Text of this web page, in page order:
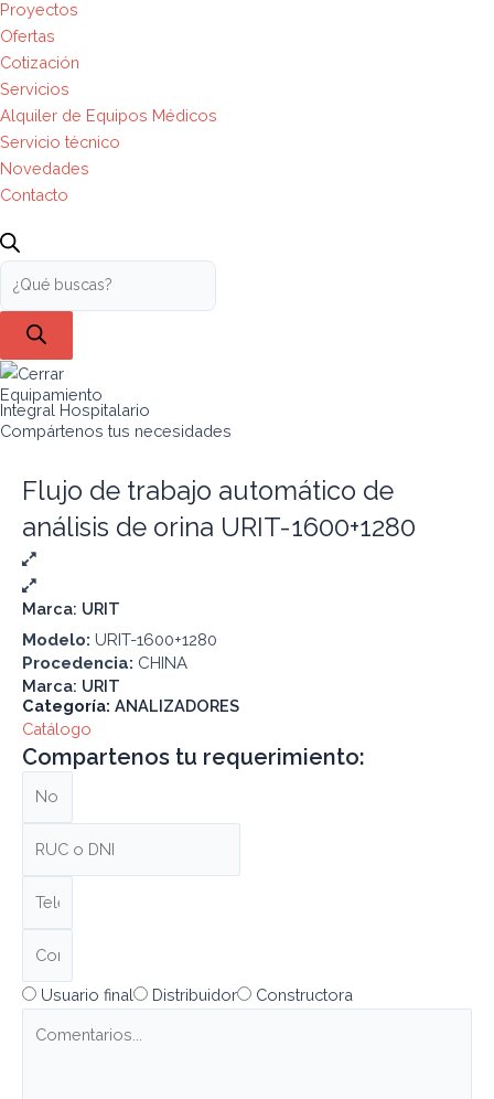
Proyectos
Ofertas
Cotización
Servicios
Alquiler de Equipos Médicos
Servicio técnico
Novedades
Contacto
Equipamiento
Integral Hospitalario
Compártenos tus necesidades
Flujo de trabajo automático de
análisis de orina URIT-1600+1280
Marca: URIT
Modelo: URIT-1600+1280
Procedencia: CHINA
Marca: URIT
Categoría: ANALIZADORES
Catálogo
Compartenos tu requerimiento:
Usuario final Distribuidor Constructora